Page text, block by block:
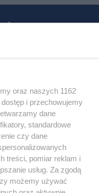
oraz naszych 1162
i przechowujemy
dane
standardowe
czy dane
treści, pomiar reklam i
usług. Za zgodą
możemy używać